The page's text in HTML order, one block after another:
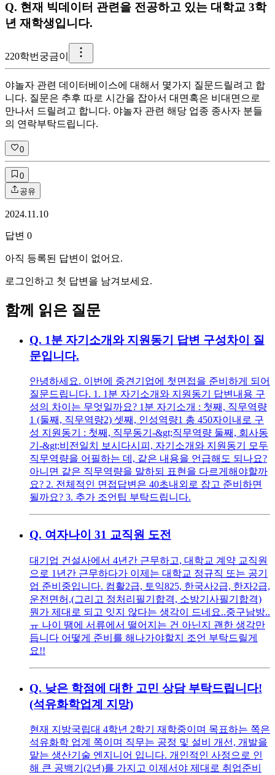
Q. 현재 빅데이터 관련을 전공하고 있는 대학교 3학
년 재학생입니다.
220학번궁금이
야놀자 관련 데이터베이스에 대해서 몇가지 질문드릴려고 합
니다. 질문은 추후 따로 시간을 잡아서 대면혹은 비대면으로
만나서 드릴려고 합니다. 야놀자 관련 해당 업종 종사자 분들
의 연락부탁드립니다.
0
0
공유
2024.11.10
답변 0
아직 등록된 답변이 없어요.
로그인하고 첫 답변을 남겨보세요.
함께 읽은 질문
Q. 1분 자기소개와 지원동기 답변 구성차이 질
문입니다.
안녕하세요. 이번에 중견기업에 첫면접을 준비하게 되어
질문드립니다. 1. 1분 자기소개와 지원동기 답변내용 구
성의 차이는 무엇일까요? 1분 자기소개 : 첫째, 직무역량
1 (둘째, 직무역량2) 셋째, 인성역량1 총 450자이내로 구
성 지원동기 : 첫째, 직무동기-&gt;직무역량 둘째, 회사동
기-&gt;비전일치 보시다시피, 자기소개와 지원동기 모두
직무역량을 어필하는 데, 같은 내용을 언급해도 되나요?
아니면 같은 직무역량을 말하되 표현을 다르게해야할까
요? 2. 전체적인 면접답변은 40초내외로 잡고 준비하면
될까요? 3. 추가 조언팁 부탁드립니다.
Q. 여자나이 31 교직원 도전
대기업 건설사에서 4년간 근무하고, 대학교 계약 교직원
으로 1년간 근무하다가 이제는 대학교 정규직 또는 공기
업 준비중입니다. 컴활2급, 토익825, 한국사2급, 한자2급,
운전면허,(그리고 정처리필기합격, 소방기사필기합격)
뭔가 제대로 되고 잇지 않다는 생각이 드네요..중구남방..
ㅠ 나이 땜에 서류에서 떨어지는 건 아닌지 괜한 생각만
듭니다 어떻게 준비를 해나가야할지 조언 부탁드릴게
요!!
Q. 낮은 학점에 대한 고민 상담 부탁드립니다!
(석유화학업계 지망)
현재 지방국립대 4학년 2학기 재학중이며 목표하는 쪽은
석유화학 업계 쪽이며 직무는 공정 및 설비 개선, 개발을
맡는 생산기술 엔지니어 입니다. 개인적인 사정으로 인
해 큰 공백기(2년)를 가지고 이제서야 제대로 취업준비